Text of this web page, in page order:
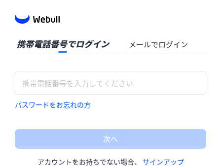
携帯電話番号でログイン メールでログイン
パスワードをお忘れの方
次へ
アカウントをお持ちでない場合、 サインアップ